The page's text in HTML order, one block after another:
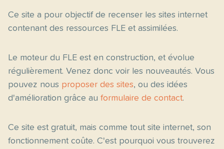
Ce site a pour objectif de recenser les sites internet
contenant des ressources FLE et assimilées.
Le moteur du FLE est en construction, et évolue
régulièrement. Venez donc voir les nouveautés. Vous
pouvez nous proposer des sites, ou des idées
d'amélioration grâce au formulaire de contact.
Ce site est gratuit, mais comme tout site internet, son
fonctionnement coûte. C'est pourquoi vous trouverez